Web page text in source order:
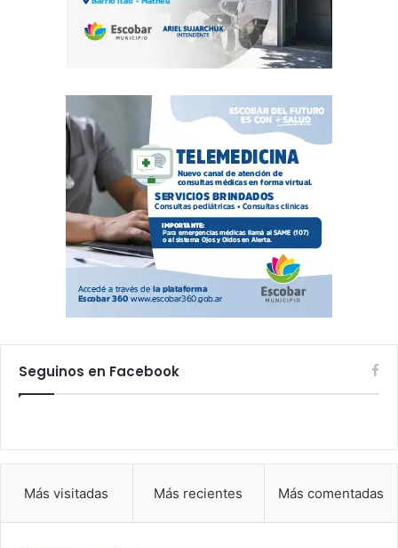
Seguinos en Facebook
Más visitadas Más recientes Más comentadas